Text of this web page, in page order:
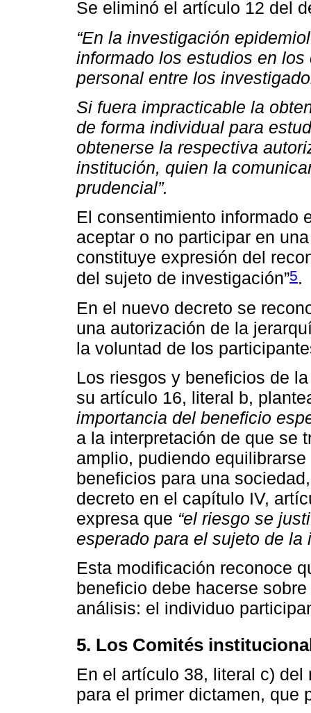
Se eliminó el artículo 12 del
“En la investigación
informado los estudios en
personal entre los
Si fuera impracticable la
de forma individual para
obtenerse la respectiva
institución, quien la
prudencial”.
El consentimiento informado
aceptar o no participar en
constituye expresión del
del sujeto de investigación”5.
En el nuevo decreto se
una autorización de la
la voluntad de los
Los riesgos y beneficios de
su artículo 16, literal b,
importancia del beneficio
a la interpretación de que se
amplio, pudiendo
beneficios para una
decreto en el capítulo IV,
expresa que “el riesgo se
esperado para el sujeto de la
Esta modificación reconoce
beneficio debe hacerse
análisis: el individuo
5. Los Comités
En el artículo 38, literal c)
para el primer dictamen, que